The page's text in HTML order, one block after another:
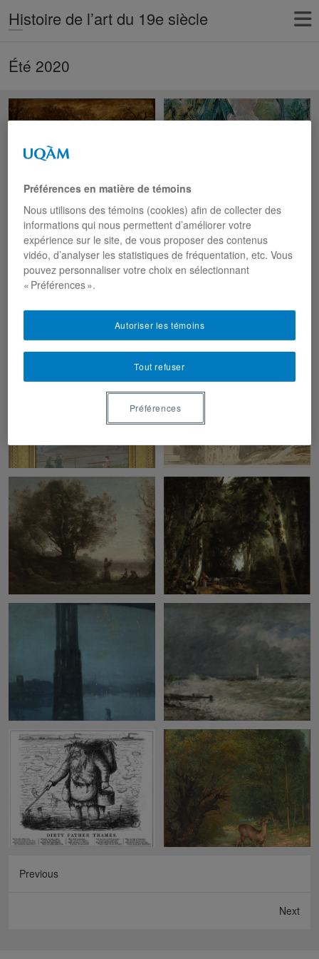
Histoire de l’art du 19e siècle
Été 2020
Les couleurs
manifestent le sublime
Thomas Cole (1801-1848)
était un paysagiste célèbre
est considéré comme le
Previous
Next
Préférences en matière de témoins
Nous utilisons des témoins (cookies) afin de collecter des
informations qui nous permettent d’améliorer votre
expérience sur le site, de vous proposer des contenus
vidéo, d’analyser les statistiques de fréquentation, etc. Vous
pouvez personnaliser votre choix en sélectionnant
« Préférences ».
Tout refuser
Autoriser les témoins
Préférences